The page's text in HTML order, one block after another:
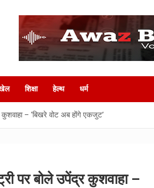
शिक्षा हेल्‍थ धर्म
– ‘बिखरे वोट अब होंगे एकजुट’
पर बोले उपेंद्र कुशवाहा –